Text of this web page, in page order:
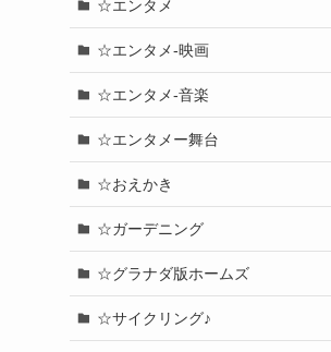
☆エンタメ
☆エンタメ-映画
☆エンタメ-音楽
☆エンタメー舞台
☆おえかき
☆ガーデニング
☆グラナダ版ホームズ
☆サイクリング♪